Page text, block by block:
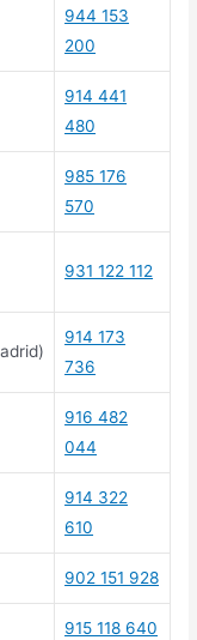
944 153
200
914 441
480
985 176
570
931 122 112
914 173
736
916 482
044
914 322
610
902 151 928
915 118 640